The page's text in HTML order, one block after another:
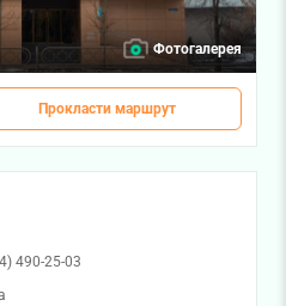
Фотогалерея
Прокласти маршрут
490-25-03